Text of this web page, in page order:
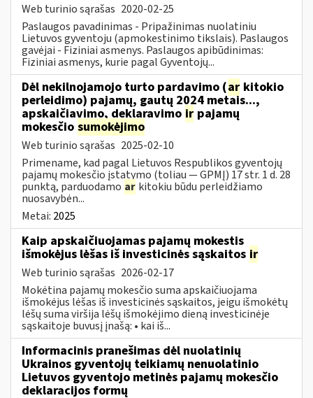
Web turinio sąrašas 2020-02-25
Paslaugos pavadinimas - Pripažinimas nuolatiniu
Lietuvos gyventoju (apmokestinimo tikslais). Paslaugos
gavėjai - Fiziniai asmenys. Paslaugos apibūdinimas:
Fiziniai asmenys, kurie pagal Gyventojų...
Dėl nekilnojamojo turto pardavimo (ar kitokio
perleidimo) pajamų, gautų 2024 metais...,
apskaičiavimo, deklaravimo ir pajamų
mokesčio sumokėjimo
Web turinio sąrašas 2025-02-10
Primename, kad pagal Lietuvos Respublikos gyventojų
pajamų mokesčio įstatymo (toliau — GPMĮ) 17 str. 1 d. 28
punktą, parduodamo ar kitokiu būdu perleidžiamo
nuosavybėn...
Metai: 2025
Kaip apskaičiuojamas pajamų mokestis
išmokėjus lėšas iš investicinės sąskaitos ir
Web turinio sąrašas 2026-02-17
Mokėtina pajamų mokesčio suma apskaičiuojama
išmokėjus lėšas iš investicinės sąskaitos, jeigu išmokėtų
lėšų suma viršija lėšų išmokėjimo dieną investicinėje
sąskaitoje buvusį įnašą: • kai iš...
Informacinis pranešimas dėl nuolatinių
Ukrainos gyventojų teikiamų nenuolatinio
Lietuvos gyventojo metinės pajamų mokesčio
deklaracijos formų